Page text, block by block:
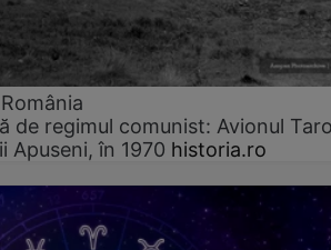
de regimul comunist: Avionul
Apuseni, în 1970 historia.ro